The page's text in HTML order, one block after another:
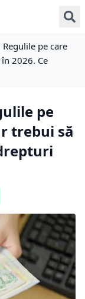
Regulile pe care
2026. Ce
pe
trebui să